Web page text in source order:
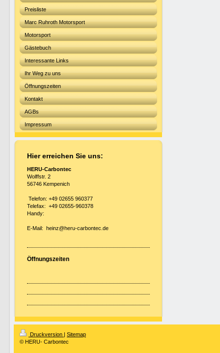
Preisliste
Marc Ruhroth Motorsport
Motorsport
Gästebuch
Interessante Links
Ihr Weg zu uns
Öffnungszeiten
Kontakt
AGBs
Impressum
Hier erreichen Sie uns:
HERU-Carbontec
Wolffstr. 2
56746 Kempenich
Telefon: +49 02655 960377
Telefax: +49 02655-960378
Handy:
E-Mail: heinz@heru-carbontec.de
Öffnungszeiten
Druckversion | Sitemap
© HERU- Carbontec